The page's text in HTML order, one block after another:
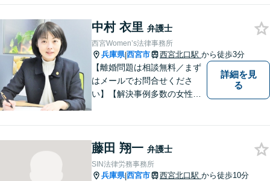
女問題／建築問題など、貴方
にとって最善の解決に向けて
尽力します。【当日／夜間対
応可】
中村 衣里 弁護士
西宮Women’s法律事務所
兵庫県|西宮市 西宮北口駅 から徒歩3分
【離婚問題は相談無料／まず
はメールでお問合せくださ
い】【解決事例多数の女性弁
神戸・西宮・尼崎・芦屋でお
困りの女性はぜひご相談くだ
さい。【完全個室・お子様も
詳細を見
る
藤田 翔一 弁護士
SIN法律労務事務所
兵庫県|西宮市 西宮北口駅 から徒歩10分